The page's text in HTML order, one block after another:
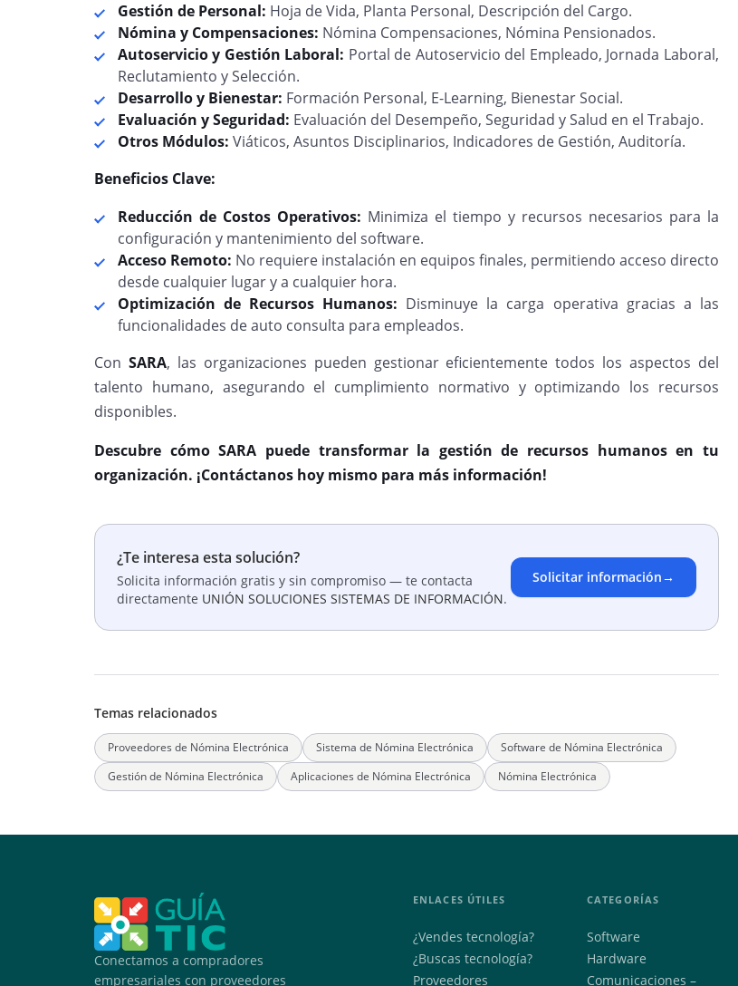
Gestión de Personal: Hoja de Vida, Planta Personal, Descripción del Cargo.
Nómina y Compensaciones: Nómina Compensaciones, Nómina Pensionados.
Autoservicio y Gestión Laboral: Portal de Autoservicio del Empleado, Jornada Laboral,
Reclutamiento y Selección.
Desarrollo y Bienestar: Formación Personal, E-Learning, Bienestar Social.
Evaluación y Seguridad: Evaluación del Desempeño, Seguridad y Salud en el Trabajo.
Otros Módulos: Viáticos, Asuntos Disciplinarios, Indicadores de Gestión, Auditoría.
Beneficios Clave:
Reducción de Costos Operativos: Minimiza el tiempo y recursos necesarios para la
configuración y mantenimiento del software.
Acceso Remoto: No requiere instalación en equipos finales, permitiendo acceso directo
desde cualquier lugar y a cualquier hora.
Optimización de Recursos Humanos: Disminuye la carga operativa gracias a las
funcionalidades de auto consulta para empleados.
Con SARA, las organizaciones pueden gestionar eficientemente todos los aspectos del
talento humano, asegurando el cumplimiento normativo y optimizando los recursos
disponibles.
Descubre cómo SARA puede transformar la gestión de recursos humanos en tu
organización. ¡Contáctanos hoy mismo para más información!
¿Te interesa esta solución?
Solicita información gratis y sin compromiso — te contacta
directamente UNIÓN SOLUCIONES SISTEMAS DE INFORMACIÓN.
Solicitar información→
Temas relacionados
Proveedores de Nómina Electrónica Sistema de Nómina Electrónica
Software de Nómina Electrónica
Gestión de Nómina Electrónica
Aplicaciones de Nómina Electrónica Nómina Electrónica
Conectamos a compradores
empresariales con proveedores
ENLACES ÚTILES
¿Vendes tecnología?
¿Buscas tecnología?
Proveedores
CATEGORÍAS
Software
Hardware
Comunicaciones –